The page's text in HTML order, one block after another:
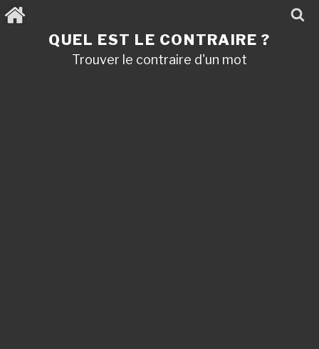
Aller
au
QUEL EST LE CONTRAIRE ?
Trouver le contraire d'un mot